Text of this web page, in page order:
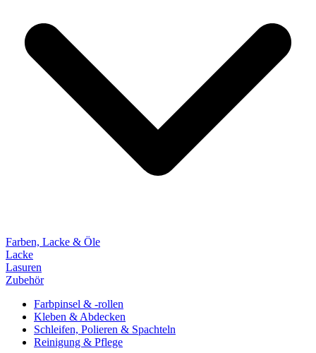
Farben, Lacke & Öle
Lacke
Lasuren
Zubehör
Farbpinsel & -rollen
Kleben & Abdecken
Schleifen, Polieren & Spachteln
Reinigung & Pflege